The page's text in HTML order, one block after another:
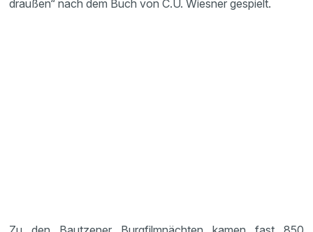
draußen“ nach dem Buch von C.U. Wiesner gespielt.